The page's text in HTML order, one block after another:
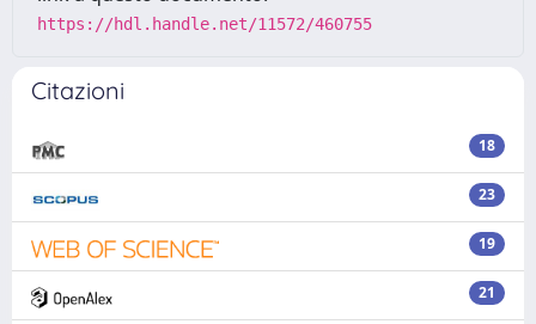
https://hdl.handle.net/11572/460755
Citazioni
18
23
19
21